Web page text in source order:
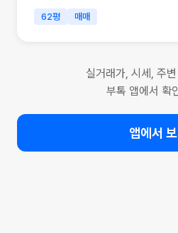
62평 매매
실거래가, 시세, 주
부톡 앱에서 확
앱에서 보